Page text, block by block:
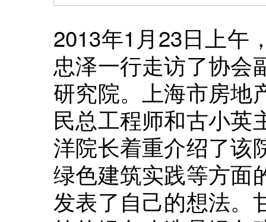
2013年1月23日上午
忠泽一行走访了协会
研究院。上海市房地
民总工程师和古小英
洋院长着重介绍了该
绿色建筑实践等方面
发表了自己的想法。